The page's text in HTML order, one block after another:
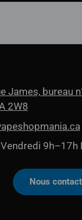
James, bureau
2W8
9h–17h
Nous